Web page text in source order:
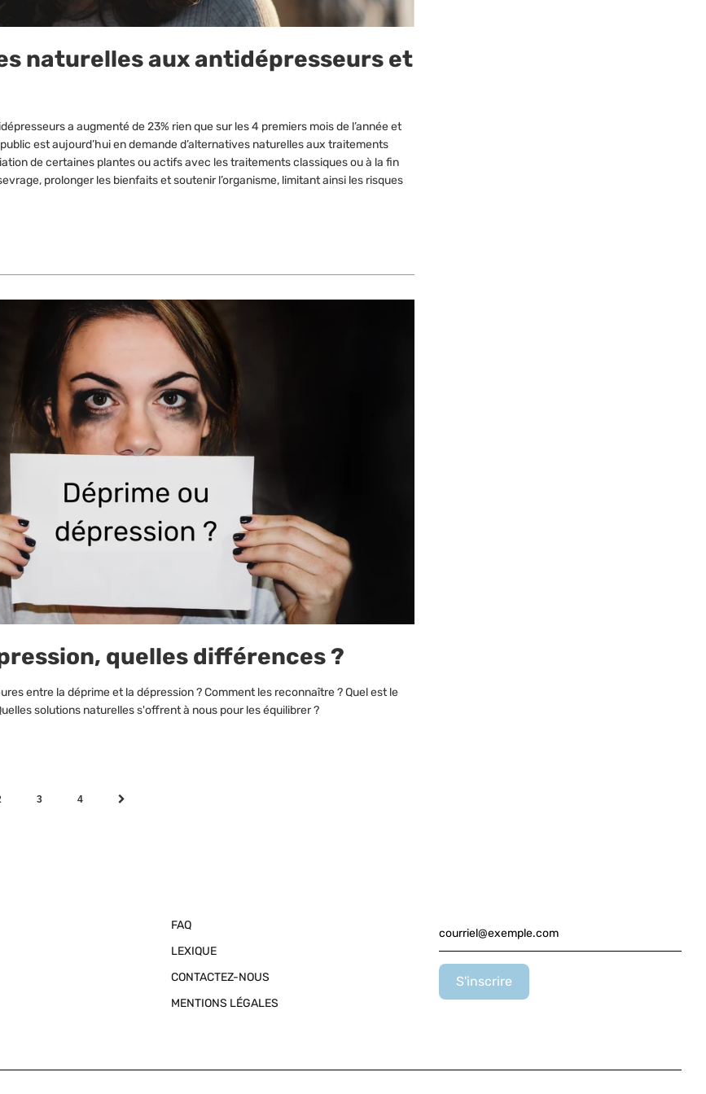
naturelles aux antidépresseurs et
a augmenté de 23% rien que sur les 4 premiers mois de l’année et
est aujourd’hui en demande d’alternatives naturelles aux traitements
de certaines plantes ou actifs avec les traitements classiques ou à la fin
prolonger les bienfaits et soutenir l’organisme, limitant ainsi les risques
quelles différences ?
entre la déprime et la dépression ? Comment les reconnaître ? Quel est le
solutions naturelles s'offrent à nous pour les équilibrer ?
3 4
FAQ
LEXIQUE
CONTACTEZ-NOUS
MENTIONS LÉGALES